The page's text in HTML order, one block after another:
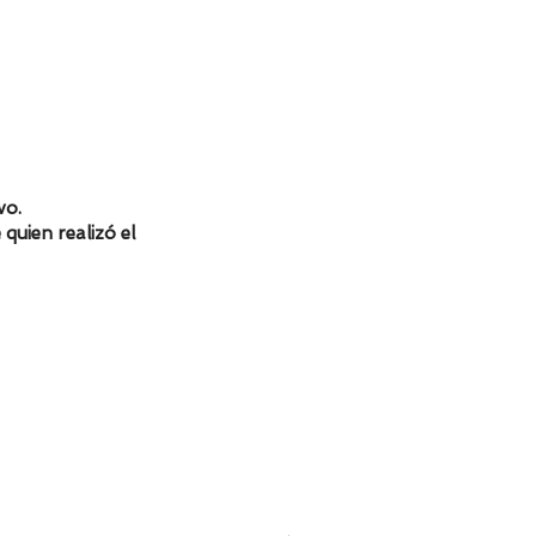
realizó el